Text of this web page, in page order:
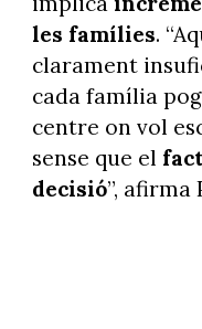
les famílies.
clarament
cada família
centre on vol
sense que el
decisió”, afirma